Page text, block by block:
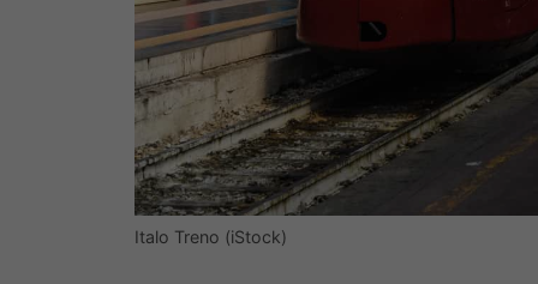
Italo Treno (iStock)